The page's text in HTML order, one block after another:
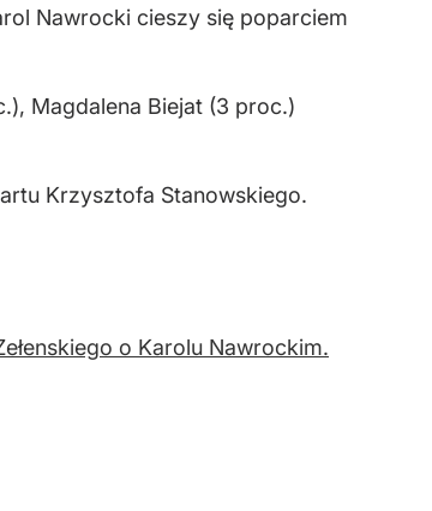
Nawrocki cieszy się poparciem
Magdalena Biejat (3 proc.)
Krzysztofa Stanowskiego.
o Karolu Nawrockim.